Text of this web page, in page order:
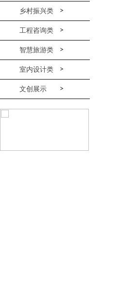
乡村振兴类
工程咨询类
智慧旅游类
室内设计类
文创展示